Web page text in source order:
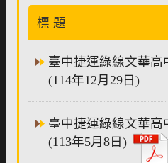
標 題
臺中捷運綠線文華高
(114年12月29日)
臺中捷運綠線文華高
(113年5月8日)